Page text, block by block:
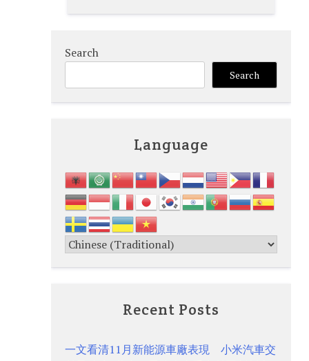
Search
Search
Language
Recent Posts
一文看清11月新能源車廠表現 小米汽車交